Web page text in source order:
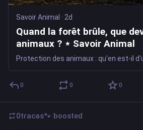
Savoir Animal · 2d
Quand la forêt brûle, que
animaux ? ⋆ Savoir Animal
0 0 0
0tracas🐾 boosted